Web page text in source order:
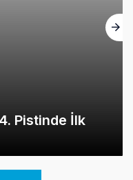
Pistinde İlk